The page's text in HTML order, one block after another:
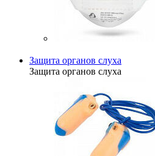
Защита органов слуха
Защита органов слуха